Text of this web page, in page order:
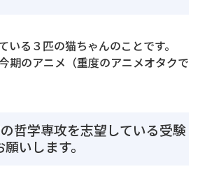
いる３匹の猫ちゃんのことです。
期のアニメ（重度のアニメオタクで
の哲学専攻を志望している受験
いします。